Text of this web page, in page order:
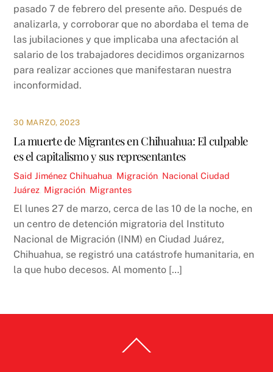
pasado 7 de febrero del presente año. Después de
analizarla, y corroborar que no abordaba el tema de
las jubilaciones y que implicaba una afectación al
salario de los trabajadores decidimos organizarnos
para realizar acciones que manifestaran nuestra
inconformidad.
30 MARZO, 2023
La muerte de Migrantes en Chihuahua: El culpable
es el capitalismo y sus representantes
Said Jiménez Chihuahua Migración Nacional Ciudad
Juárez Migración Migrantes
El lunes 27 de marzo, cerca de las 10 de la noche, en
un centro de detención migratoria del Instituto
Nacional de Migración (INM) en Ciudad Juárez,
Chihuahua, se registró una catástrofe humanitaria, en
la que hubo decesos. Al momento […]
To